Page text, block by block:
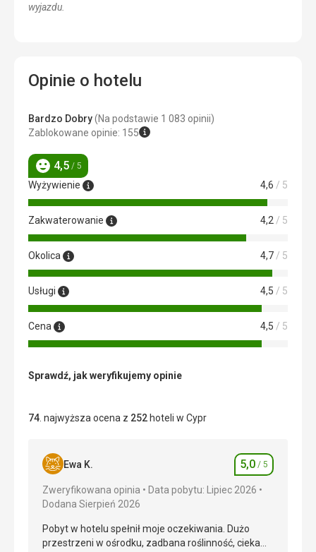
wyjazdu.
Opinie o hotelu
Bardzo Dobry(Na podstawie 1 083 opinii)
Zablokowane opinie: 155
Ocena
4,5 / 5
Wyżywienie 4,6 / 5
Zakwaterowanie 4,2 / 5
Okolica 4,7 / 5
Usługi 4,5 / 5
Cena 4,5 / 5
Sprawdź, jak weryfikujemy opinie
74 . najwyższa ocena z 252 hoteli w Cypr
Ewa K. Ocena
5,0 / 5
Zweryfikowana opinia
Data pobytu: Lipiec 2026
Dodana Sierpień 2026
Pobyt w hotelu spełnił moje oczekiwania. Dużo
przestrzeni w ośrodku, zadbana roślinność, ciekawe